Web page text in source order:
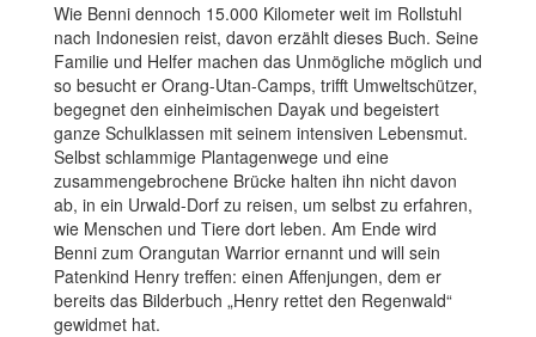
Wie Benni dennoch 15.000 Kilometer weit im Rollstuhl
nach Indonesien reist, davon erzählt dieses Buch. Seine
Familie und Helfer machen das Unmögliche möglich und
so besucht er Orang-Utan-Camps, trifft Umweltschützer,
begegnet den einheimischen Dayak und begeistert
ganze Schulklassen mit seinem intensiven Lebensmut.
Selbst schlammige Plantagenwege und eine
zusammengebrochene Brücke halten ihn nicht davon
ab, in ein Urwald-Dorf zu reisen, um selbst zu erfahren,
wie Menschen und Tiere dort leben. Am Ende wird
Benni zum Orangutan Warrior ernannt und will sein
Patenkind Henry treffen: einen Affenjungen, dem er
bereits das Bilderbuch „Henry rettet den Regenwald“
gewidmet hat.